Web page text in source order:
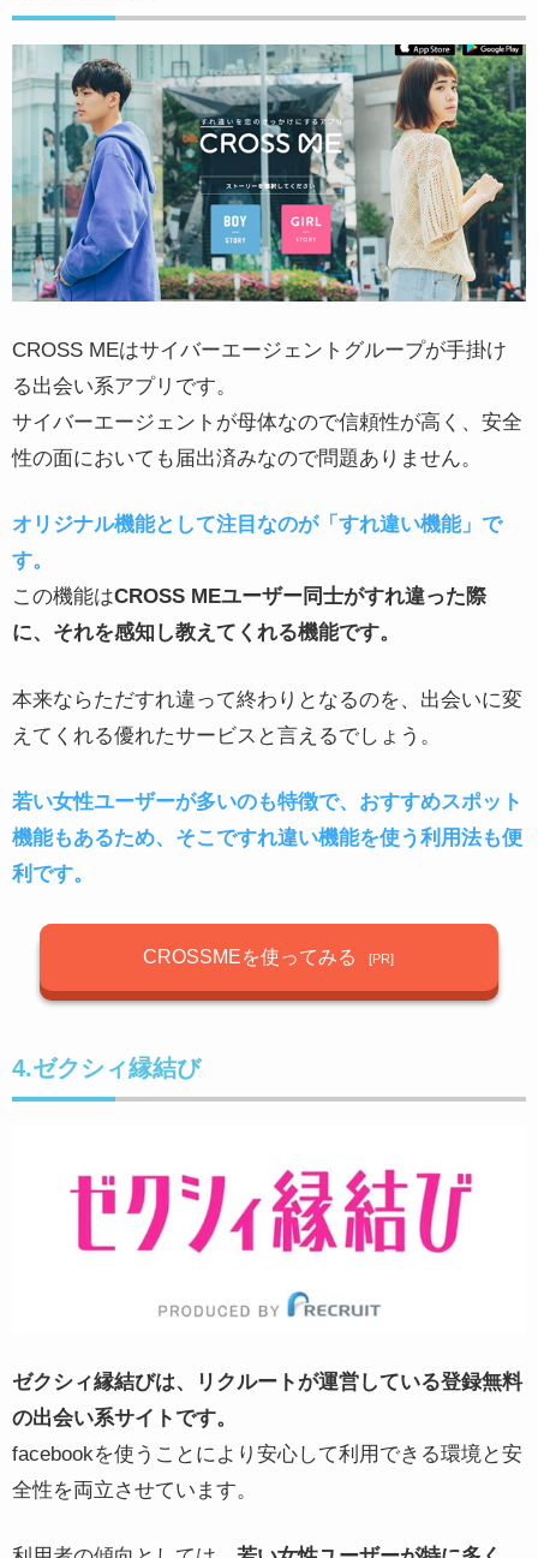
CROSS MEはサイバーエージェントグループが手掛け
る出会い系アプリです。
サイバーエージェントが母体なので信頼性が高く、安全
性の面においても届出済みなので問題ありません。
オリジナル機能として注目なのが「すれ違い機能」で
す。
この機能はCROSS MEユーザー同士がすれ違った際
に、それを感知し教えてくれる機能です。
本来ならただすれ違って終わりとなるのを、出会いに変
えてくれる優れたサービスと言えるでしょう。
若い女性ユーザーが多いのも特徴で、おすすめスポット
機能もあるため、そこですれ違い機能を使う利用法も便
利です。
CROSSMEを使ってみる
4.ゼクシィ縁結び
ゼクシィ縁結びは、リクルートが運営している登録無料
の出会い系サイトです。
facebookを使うことにより安心して利用できる環境と安
全性を両立させています。